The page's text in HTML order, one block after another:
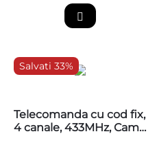
Salvati 33%
Telecomanda cu cod fix,
4 canale, 433MHz, Came